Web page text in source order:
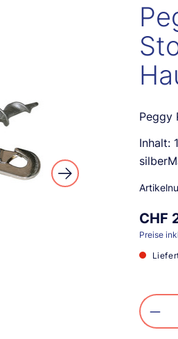
Peggy
Inhalt:
CHF
Preise